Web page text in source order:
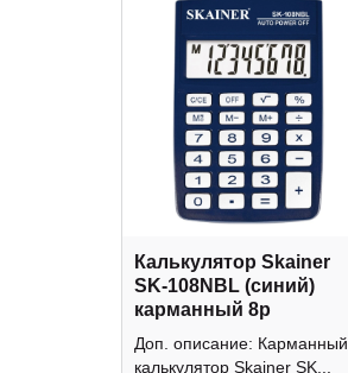
Калькулятор Skainer
SK-108NBL (синий)
карманный 8р
Доп. описание: Карманный
калькулятор Skainer SK...